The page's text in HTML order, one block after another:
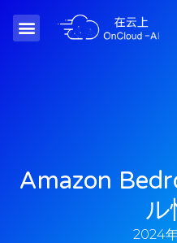
Amazon
ル
2024